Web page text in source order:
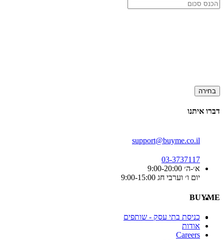
בחירה
דברו איתנו
support@buyme.co.il
03-3737117
א׳-ה׳ 9:00-20:00
יום ו׳ וערבי חג 9:00-15:00
BUYME
כניסת בתי עסק - שותפים
אודות
Careers